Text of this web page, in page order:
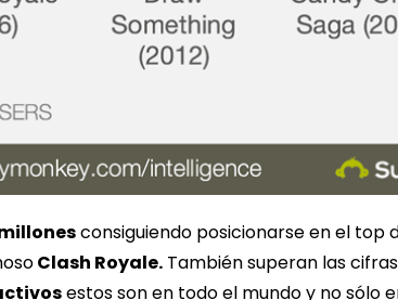
consiguiendo posicionarse en el top
Clash Royale. También superan las
estos son en todo el mundo y no sólo